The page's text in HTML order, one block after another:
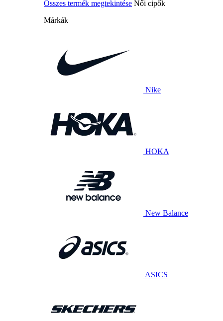
Összes termék megtekintése Női cipők
Márkák
Nike
HOKA
New Balance
ASICS